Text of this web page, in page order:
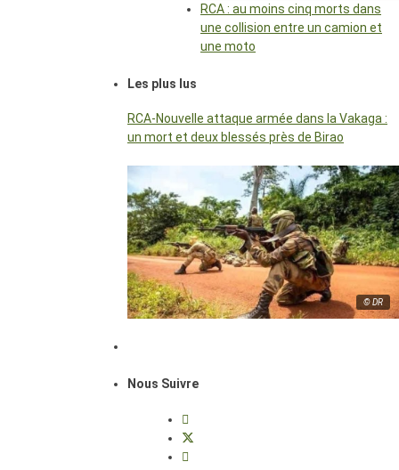
RCA : au moins cinq morts dans
une collision entre un camion et
une moto
Les plus lus
RCA-Nouvelle attaque armée dans la Vakaga :
un mort et deux blessés près de Birao
© DR
Nous Suivre